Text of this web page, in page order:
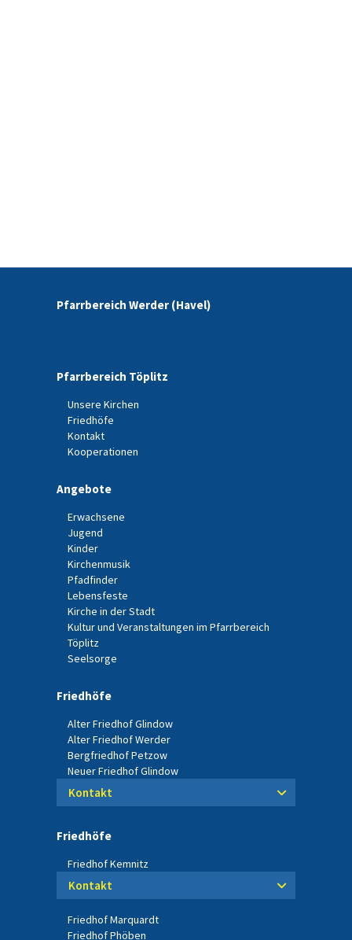
Pfarrbereich Werder (Havel)
Pfarrbereich Töplitz
Unsere Kirchen
Friedhöfe
Kontakt
Kooperationen
Angebote
Erwachsene
Jugend
Kinder
Kirchenmusik
Pfadfinder
Lebensfeste
Kirche in der Stadt
Kultur und Veranstaltungen im Pfarrbereich
Töplitz
Seelsorge
Friedhöfe
Alter Friedhof Glindow
Alter Friedhof Werder
Bergfriedhof Petzow
Neuer Friedhof Glindow
Kontakt
Friedhöfe
Friedhof Kemnitz
Kontakt
Friedhof Marquardt
Friedhof Phöben